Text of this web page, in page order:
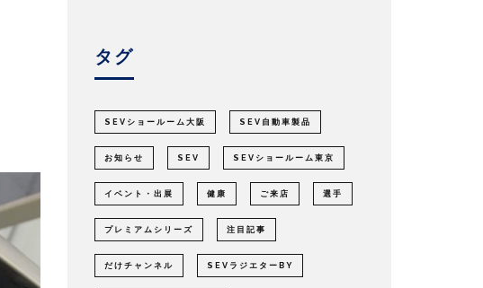
タグ
SEVショールーム大阪 SEV自動車製品
お知らせ SEV SEVショールーム東京
イベント・出展 健康 ご来店 選手
プレミアムシリーズ 注目記事
だけチャンネル SEVラジエターBY